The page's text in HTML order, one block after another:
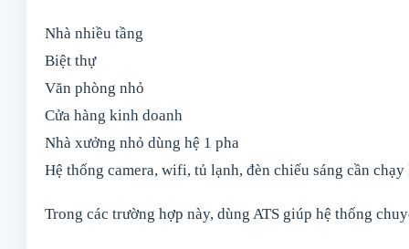
Nhà nhiều tầng
Biệt thự
Văn phòng nhỏ
Cửa hàng kinh doanh
Nhà xưởng nhỏ dùng hệ 1 pha
Hệ thống camera, wifi, tủ lạnh, đèn chiếu sáng cần
Trong các trường hợp này, dùng ATS giúp hệ thống